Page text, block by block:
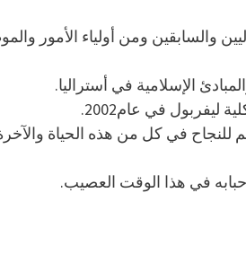
والسابقين ومن أولياء الأمور
الإسلامية في أستراليا.
في كل من هذه الحياة
في هذا الوقت العصيب.